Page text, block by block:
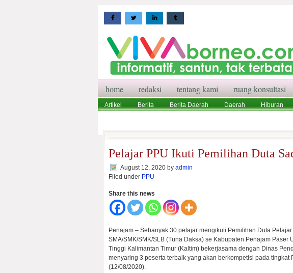
home redaksi tentang kami ruang konsultasi
Artikel Berita Berita Daerah Daerah Hiburan
Pelajar PPU Ikuti Pemilihan Duta
August 12, 2020 by admin
Filed under PPU
Share this news
Penajam – Sebanyak 30 pelajar mengikuti Pemilihan Duta
SMA/SMK/SMK/SLB (Tuna Daksa) se Kabupaten Penajam Paser
Tinggi Kalimantan Timur (Kaltim) bekerjasama dengan Dinas
menyaring 3 peserta terbaik yang akan berkompetisi pada tingkat
(12/08/2020).